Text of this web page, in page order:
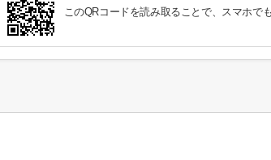
このQRコードを読み取ることで、スマホで